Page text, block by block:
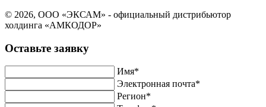
© 2026, ООО «ЭКСАМ» - официальный дистрибьютор
холдинга «АМКОДОР»
Оставьте заявку
Имя*
Электронная почта*
Регион*